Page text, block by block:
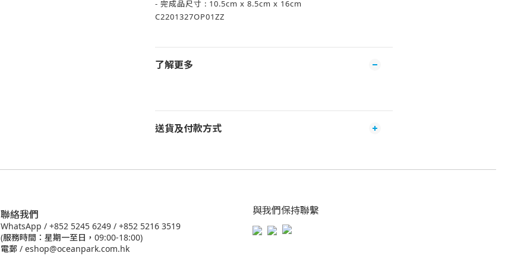
- 完成品尺寸 : 10.5cm x 8.5cm x 16cm
C2201327OP01ZZ
了解更多
送貨及付款方式
聯絡我們
WhatsApp / +852 5245 6249 / +852 5216 3519
(服務時間：星期一至日，09:00-18:00)
電郵 / eshop@oceanpark.com.hk
與我們保持聯繫